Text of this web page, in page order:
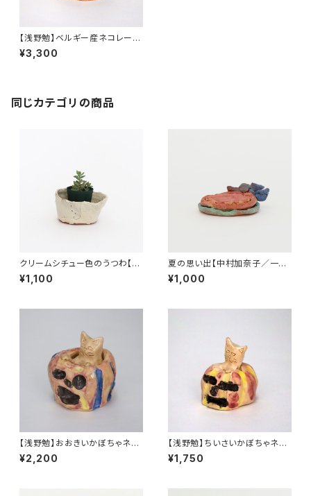
【浅野勉】ベルギー産ネコレート
（一点物陶器）
¥3,300
同じカテゴリの商品
クリームシチュー色のうつわ【中
谷寿恵／一点物 陶器】
¥1,100
夏の思い出【中村加奈子／一点
物 陶器】
¥1,000
【浅野勉】おおきいかぼちゃネコ
（一点物陶器）
¥2,200
【浅野勉】ちいさいかぼちゃネコ
（一点物陶器）
¥1,750